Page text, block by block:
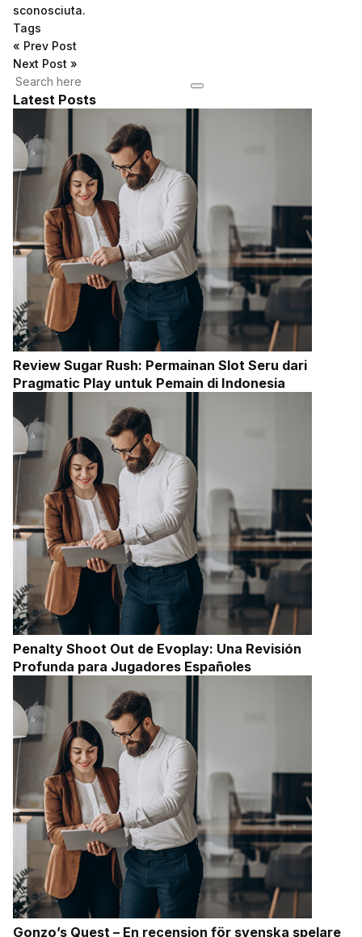
sconosciuta.
Tags
« Prev Post
Next Post »
Latest Posts
Review Sugar Rush: Permainan Slot Seru dari
Pragmatic Play untuk Pemain di Indonesia
Penalty Shoot Out de Evoplay: Una Revisión
Profunda para Jugadores Españoles
Gonzo’s Quest – En recension för svenska spelare